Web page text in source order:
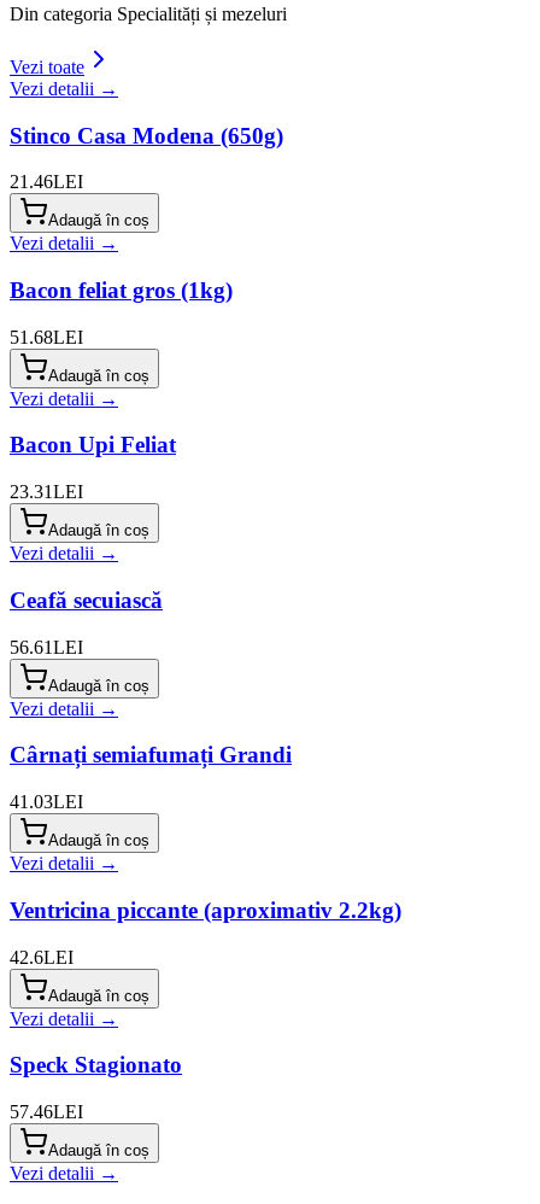
Din categoria Specialități și mezeluri
Vezi toate
Vezi detalii →
Stinco Casa Modena (650g)
21.46LEI
Adaugă în coș
Vezi detalii →
Bacon feliat gros (1kg)
51.68LEI
Adaugă în coș
Vezi detalii →
Bacon Upi Feliat
23.31LEI
Adaugă în coș
Vezi detalii →
Ceafă secuiască
56.61LEI
Adaugă în coș
Vezi detalii →
Cârnați semiafumați Grandi
41.03LEI
Adaugă în coș
Vezi detalii →
Ventricina piccante (aproximativ 2.2kg)
42.6LEI
Adaugă în coș
Vezi detalii →
Speck Stagionato
57.46LEI
Adaugă în coș
Vezi detalii →